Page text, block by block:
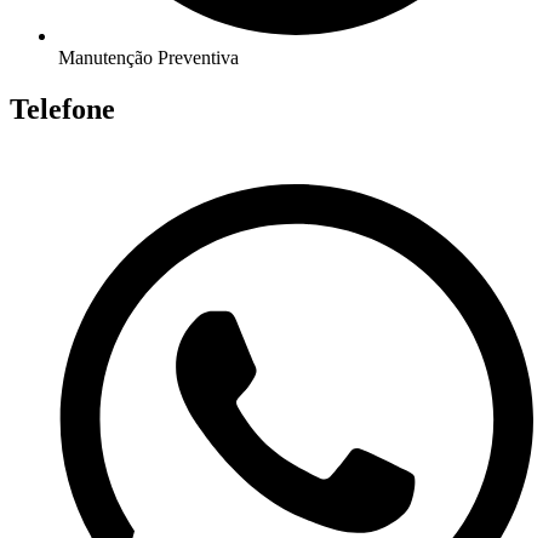
Manutenção Preventiva
Telefone